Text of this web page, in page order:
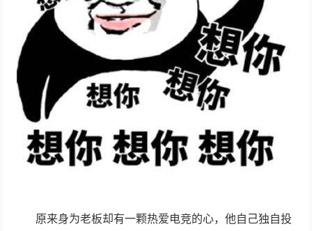
原来身为老板却有一颗热爱电竞的心，他自己独自投